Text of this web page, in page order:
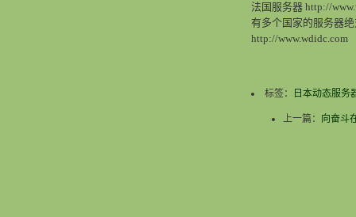
法国服务器 http://
有多个国家的服务器
http://www.wdidc.com
标签： 日本动态服务
上一篇： 向奋斗